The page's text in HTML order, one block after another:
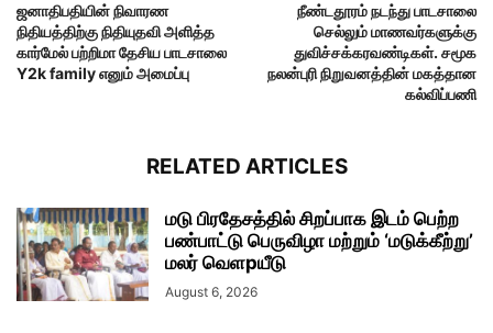
ஜனாதிபதியின் நிவாரண
நிதியத்திற்கு நிதியுதவி அளித்த
கார்மேல் பற்றிமா தேசிய பாடசாலை
Y2k family எனும் அமைப்பு
நீண்டதூரம் நடந்து பாடசாலை
செல்லும் மாணவர்களுக்கு
துவிச்சக்கரவண்டிகள். சமூக
நலன்புரி நிறுவனத்தின் மகத்தான
கல்விப்பணி
RELATED ARTICLES
மடு பிரதேசத்தில் சிறப்பாக இடம் பெற்ற
பண்பாட்டு பெருவிழா மற்றும் ‘மடுக்கீற்று’
மலர் வெளpயீடு
August 6, 2026